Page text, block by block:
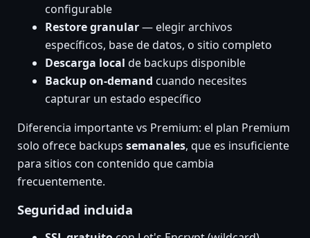
configurable
Restore granular— elegir archivos
específicos, base de datos, o sitio completo
Descarga local de backups disponible
Backup on-demand cuando necesites
capturar un estado específico
Diferencia importante vs Premium: el plan Premium
solo ofrece backupssemanales, que es insuficiente
para sitios con contenido que cambia
frecuentemente.
Seguridad incluida